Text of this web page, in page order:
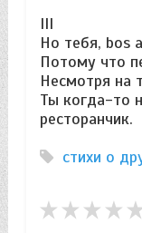
III
Но тебя, bos
Потому что
Несмотря на
Ты когда-то
ресторанчик.
стихи о